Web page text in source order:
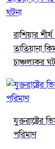
রাশিয়ার
তাতিয়ানা
চাঞ্চল্যকর
যুক্তরাষ্ট্রের
পরিমাণ